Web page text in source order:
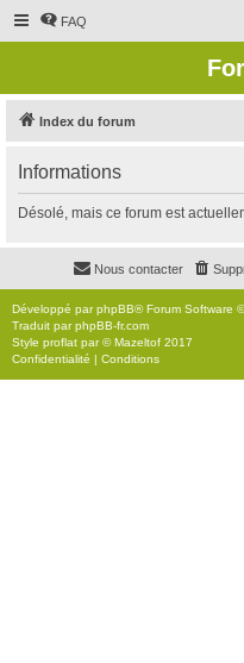
FAQ
Index du forum
Informations
Désolé, mais ce forum est
Nous contacter
Développé parphpBB® Forum Software
Traduit parphpBB-fr.com
Style proflat par ©Mazeltof 2017
Confidentialité | Conditions